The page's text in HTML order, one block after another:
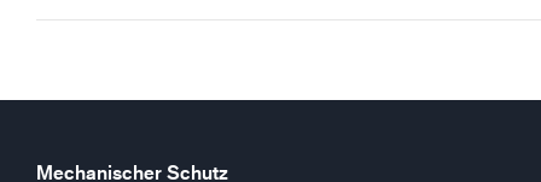
Mechanischer Schutz